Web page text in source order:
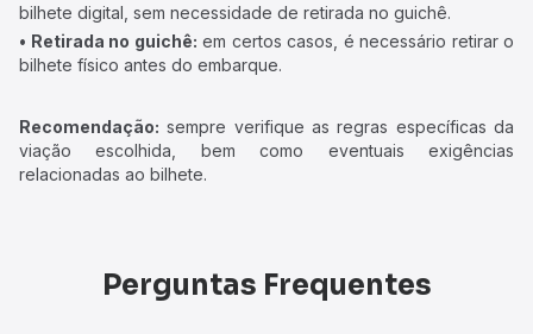
bilhete digital, sem necessidade de retirada no guichê.
• Retirada no guichê: em certos casos, é necessário retirar o
bilhete físico antes do embarque.
Recomendação: sempre verifique as regras específicas da
viação escolhida, bem como eventuais exigências
relacionadas ao bilhete.
Perguntas Frequentes